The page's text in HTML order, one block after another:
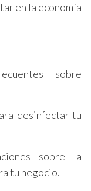
en la economía
sobre
desinfectar tu
sobre la
tu negocio.